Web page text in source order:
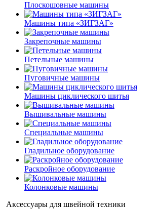
Плоскошовные машины
Машины типа «ЗИГЗАГ»
Закрепочные машины
Петельные машины
Пуговичные машины
Машины циклического шитья
Вышивальные машины
Специальные машины
Гладильное оборудование
Раскройное оборудование
Колонковые машины
Аксессуары для швейной техники